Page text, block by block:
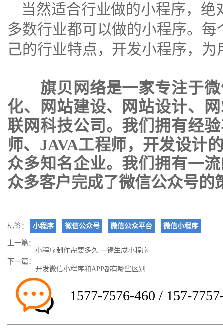
当然适合行业做的小程序，
多数行业都可以做的小程序。
己的行业特点，开发小程序，
旗贝网络是一家专注于
化、 网站建设、 网站设计、
联网科技公司。我们拥有经
师、JAVA工程师，开发设计
众多知名企业。我们拥有一
众多客户完成了微信公众号的
标签： 小程序 微信公众号 微信公众平台 微信小程序
上一篇： 小程序制作需要多久 一键生成小程序
下一篇：开发微信小程序和APP都有哪些区别
1577-7576-460 / 157-